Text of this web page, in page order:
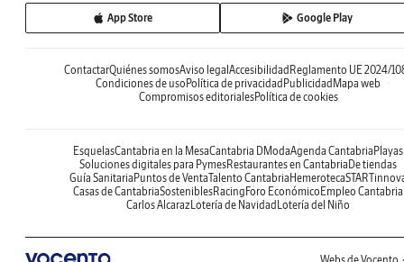
App Store Google Play
ContactarQuiénes somosAviso legalAccesibilidadReglamento UE 2024/
Condiciones de usoPolítica de privacidadPublicidadMapa web
Compromisos editorialesPolítica de cookies
EsquelasCantabria en la MesaCantabria DModaAgenda CantabriaPlayas
Soluciones digitales para PymesRestaurantes en CantabriaDe tiendas
Guía SanitariaPuntos de VentaTalento CantabriaHemeroteca
Casas de CantabriaSosteniblesRacingForo EconómicoEmpleo Cantabria
Carlos AlcarazLotería de NavidadLotería del Niño